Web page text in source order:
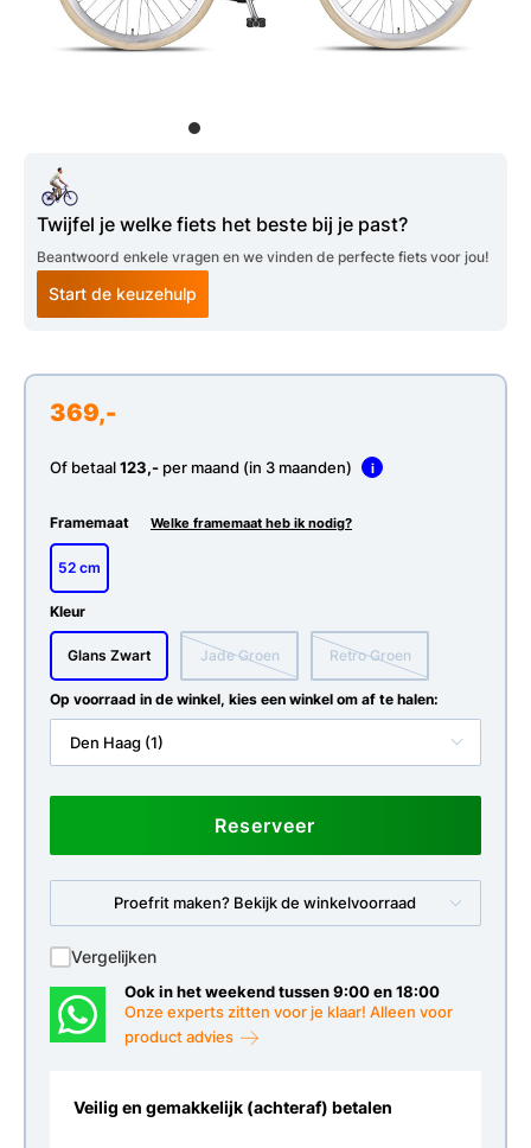
Twijfel je welke fiets het beste bij je past?
Beantwoord enkele vragen en we vinden de perfecte fiets voor jou!
Start de keuzehulp
369,-
Of betaal123,- per maand (in 3 maanden) i
Framemaat Welke framemaat heb ik nodig?
52 cm
Kleur
Glans Zwart Jade Groen Retro Groen
Op voorraad in de winkel, kies een winkel om af te halen:
Den Haag (1)
Reserveer
Proefrit maken? Bekijk de winkelvoorraad
Vergelijken
Ook in het weekend tussen 9:00 en 18:00
Onze experts zitten voor je klaar! Alleen voor
product advies
Veilig en gemakkelijk (achteraf) betalen